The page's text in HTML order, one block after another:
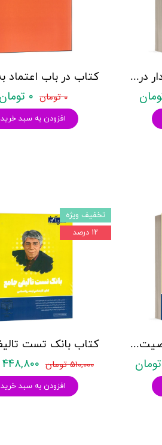
۰ تومان ۰ تومان
افزودن به سبد خرید
کتاب درمان هیجان مدار در عمل - لزلی گرینبرگ و الیوت - نشر روان
۵۱۰,۰۰۰ تومان ۴۴۸,۸۰۰ تومان
افزودن به سبد خرید
تخفیف ویژه
۱۲ درصد
کتاب روانشناسی شخصیت نشر روان آموز زهرا ساعدی